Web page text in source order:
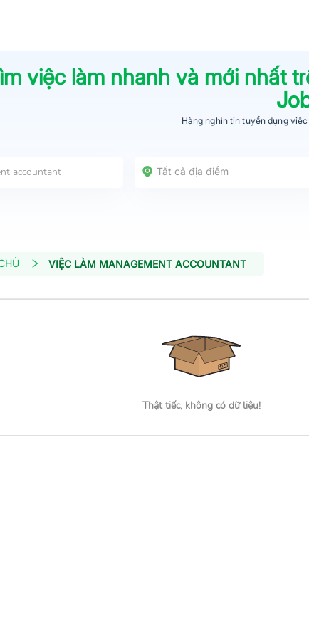
việc làm nhanh và mới nhất
Hàng nghìn tin tuyển dụng
Tất cả địa điểm
VIỆC LÀM MANAGEMENT ACCOUNTANT
Thật tiếc, không có dữ liệu!